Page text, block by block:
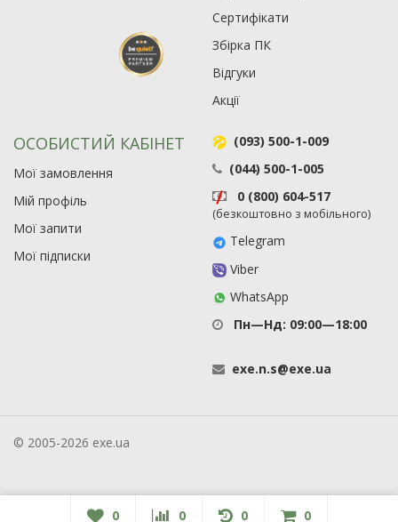
Сертифікати
Збірка ПК
Відгуки
Акції
ОСОБИСТИЙ КАБІНЕТ
Мої замовлення
Мій профіль
Мої запити
Мої підписки
(093) 500-1-009
(044) 500-1-005
0 (800) 604-517
(безкоштовно з мобільного)
Telegram
Viber
WhatsApp
Пн—Нд: 09:00—18:00
exe.n.s@exe.ua
© 2005-2026 exe.ua
0 0 0 0